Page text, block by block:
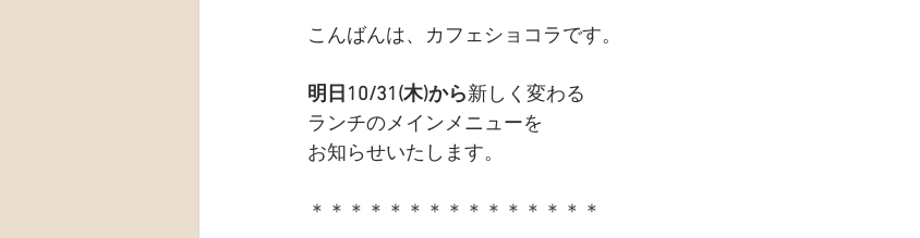
こんばんは、カフェショコラです。
明日10/31(木)から新しく変わる
ランチのメインメニューを
お知らせいたします。
＊＊＊＊＊＊＊＊＊＊＊＊＊＊＊